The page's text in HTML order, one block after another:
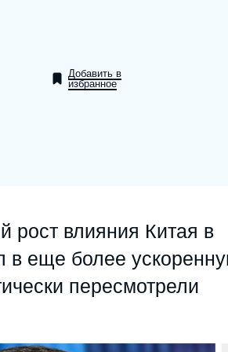
selon l'Ifri
East
Добавить в
избранное
рост влияния Китая в
в еще более
пересмотрели